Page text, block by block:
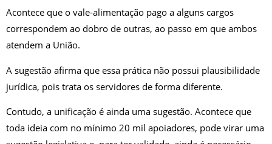
Acontece que o vale-alimentação pago a alguns cargos
correspondem ao dobro de outras, ao passo em que ambos
atendem a União.
A sugestão afirma que essa prática não possui plausibilidade
jurídica, pois trata os servidores de forma diferente.
Contudo, a unificação é ainda uma sugestão. Acontece que
toda ideia com no mínimo 20 mil apoiadores, pode virar uma